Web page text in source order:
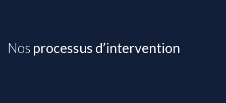
Nos processus d’intervention